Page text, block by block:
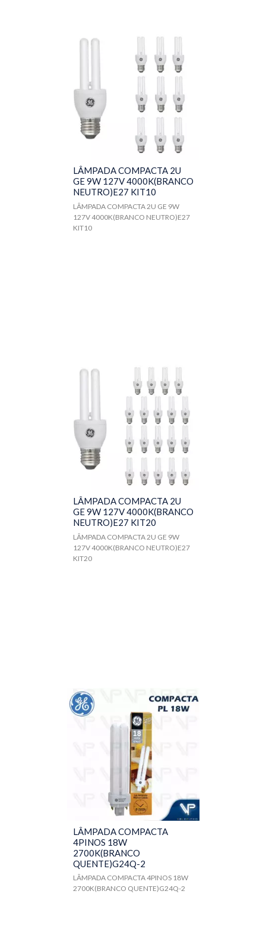
LÂMPADA COMPACTA 2U
GE 9W 127V 4000K(BRANCO
NEUTRO)E27 KIT10
LÂMPADA COMPACTA 2U GE 9W
127V 4000K(BRANCO NEUTRO)E27
KIT10
LÂMPADA COMPACTA 2U
GE 9W 127V 4000K(BRANCO
NEUTRO)E27 KIT20
LÂMPADA COMPACTA 2U GE 9W
127V 4000K(BRANCO NEUTRO)E27
KIT20
LÂMPADA COMPACTA
4PINOS 18W
2700K(BRANCO
QUENTE)G24Q-2
LÂMPADA COMPACTA 4PINOS 18W
2700K(BRANCO QUENTE)G24Q-2